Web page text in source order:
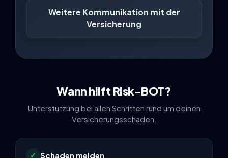
Weitere Kommunikation mit der
Versicherung
Wann hilft Risk-BOT?
Unterstützung bei allen Schritten rund um deinen
Versicherungsschaden.
✓ Schaden melden